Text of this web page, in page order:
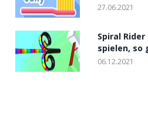
27.06.2021
Spiral
spielen, so
06.12.2021